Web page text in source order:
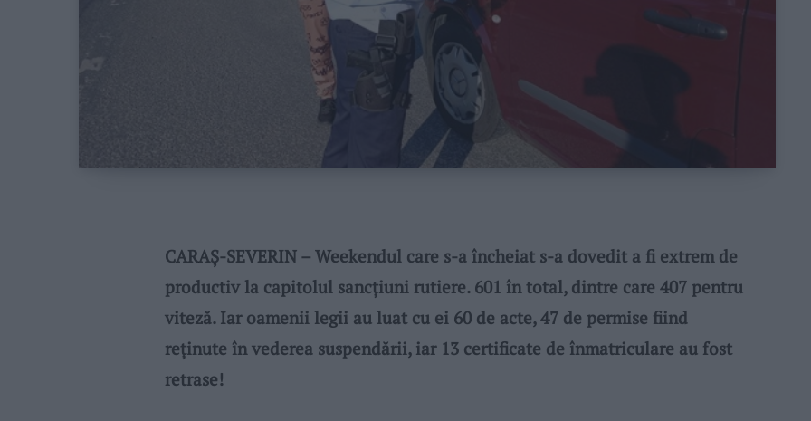
CARAŞ-SEVERIN – Weekendul care s-a încheiat s-a dovedit a fi extrem de
productiv la capitolul sancţiuni rutiere. 601 în total, dintre care 407 pentru
viteză. Iar oamenii legii au luat cu ei 60 de acte, 47 de permise fiind
reţinute în vederea suspendării, iar 13 certificate de înmatriculare au fost
retrase!